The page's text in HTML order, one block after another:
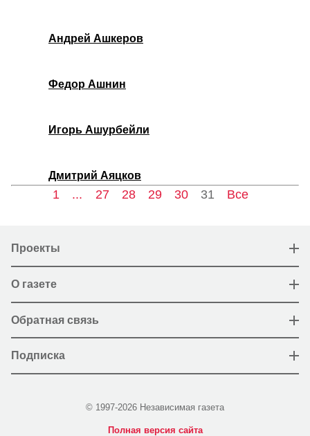
Андрей Ашкеров
Федор Ашнин
Игорь Ашурбейли
Дмитрий Аяцков
1 ... 27 28 29 30 31 Все
Проекты
О газете
Обратная связь
Подписка
© 1997-2026 Независимая газета
Полная версия сайта